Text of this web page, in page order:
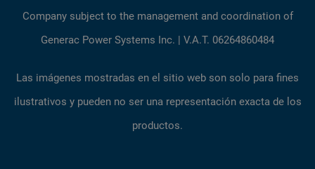
Company subject to the management and coordination of
Generac Power Systems Inc. | V.A.T. 06264860484
Las imágenes mostradas en el sitio web son solo para fines
ilustrativos y pueden no ser una representación exacta de los
productos.